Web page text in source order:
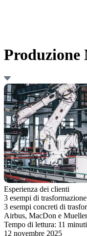
Produzione
Esperienza dei clienti
3 esempi di
3 esempi concreti di
Airbus, MacDon e
Tempo di lettura: 11 minuti
12 novembre 2025